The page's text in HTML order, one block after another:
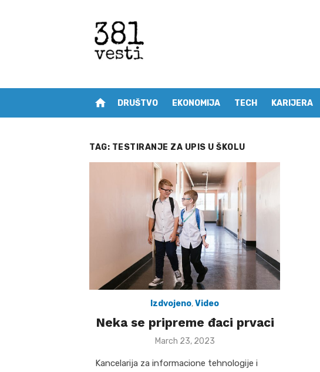
home DRUŠTVO EKONOMIJA TECH KARIJERA
TAG: TESTIRANJE ZA UPIS U ŠKOLU
Izdvojeno,Video
Neka se pripreme đaci prvaci
Posted
March 23, 2023
Kancelarija za informacione tehnologije i